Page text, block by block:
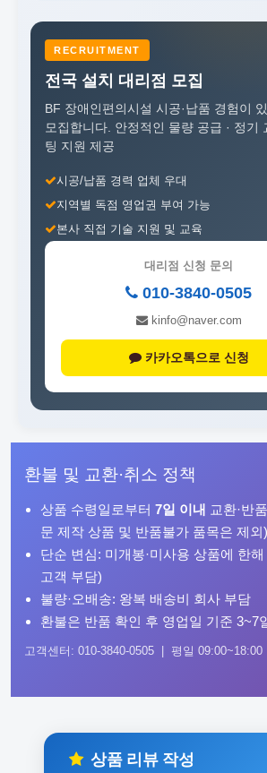
RECRUITMENT
전국 설치 대리점 모집
BF 장애인편의시설 시공·납품 경험이
모집합니다. 안정적인 물량 공급 · 정기
팅 지원 제공
시공/납품 경력 업체 우대
지역별 독점 영업권 부여 가능
본사 직접 기술 지원 및 교육
대리점 신청 문의
010-3840-0505
kinfo@naver.com
카카오톡으로 신청
환불 및 교환·취소 정책
상품 수령일로부터 7일 이내 교환·반
문 제작 상품 및 반품불가 품목은 제외)
단순 변심: 미개봉·미사용 상품에 한
고객 부담)
불량·오배송: 왕복 배송비 회사 부담
환불은 반품 확인 후 영업일 기준 3~7
고객센터: 010-3840-0505 | 평일
상품 리뷰 작성